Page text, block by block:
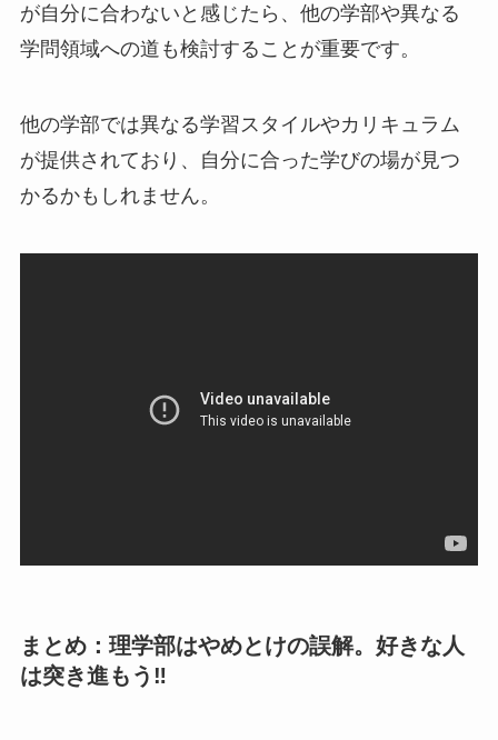
が自分に合わないと感じたら、他の学部や異なる
学問領域への道も検討することが重要です。
他の学部では異なる学習スタイルやカリキュラム
が提供されており、自分に合った学びの場が見つ
かるかもしれません。
まとめ：理学部はやめとけの誤解。好きな人
は突き進もう‼